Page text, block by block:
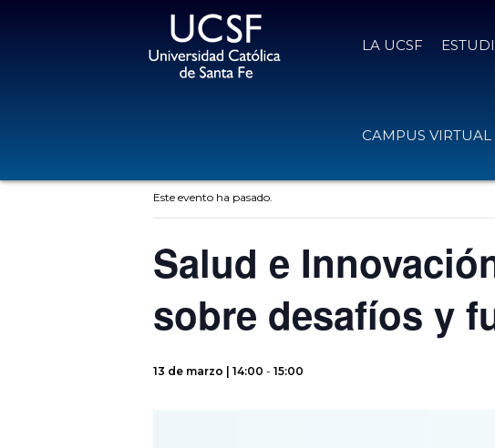
LA UCSF
CAMPUS VIRTUAL
Este evento ha pasado.
Salud e
sobre desafíos y
13 de marzo | 14:00 - 15:00